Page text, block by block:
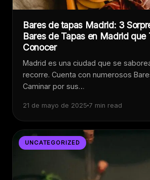
Bares de tapas Madrid: 3
Bares de Tapas en Madrid que
Conocer
Madrid es una ciudad que se
recorre. Cuenta con numerosos
Caminar por sus…
21 de mayo de 2025 7 min read
UNCATEGORIZED